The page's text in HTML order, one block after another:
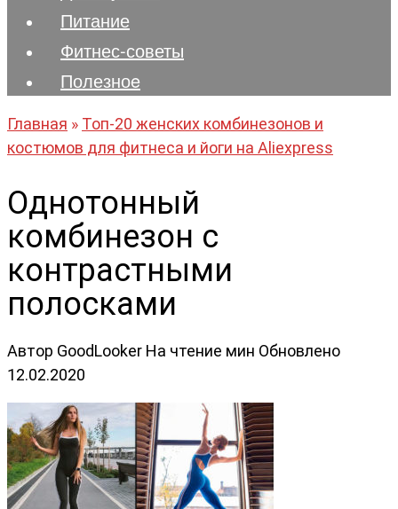
Питание
Фитнес-советы
Полезноe
Главная » Топ-20 женских комбинезонов и
костюмов для фитнеса и йоги на Aliexpress
Однотонный
комбинезон с
контрастными
полосками
Автор GoodLooker На чтение мин Обновлено
12.02.2020